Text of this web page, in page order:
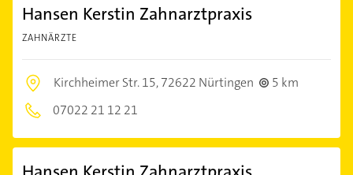
Hansen Kerstin Zahnarztpraxis
ZAHNÄRZTE
Kirchheimer Str. 15,72622 Nürtingen
5 km
07022 21 12 21